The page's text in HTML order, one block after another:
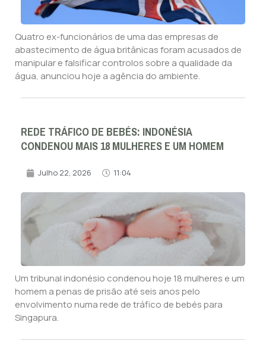
Quatro ex-funcionários de uma das empresas de
abastecimento de água britânicas foram acusados de
manipular e falsificar controlos sobre a qualidade da
água, anunciou hoje a agência do ambiente.
REDE TRÁFICO DE BEBÉS: INDONÉSIA
CONDENOU MAIS 18 MULHERES E UM HOMEM
Julho 22, 2026 11:04
Um tribunal indonésio condenou hoje 18 mulheres e um
homem a penas de prisão até seis anos pelo
envolvimento numa rede de tráfico de bebés para
Singapura.